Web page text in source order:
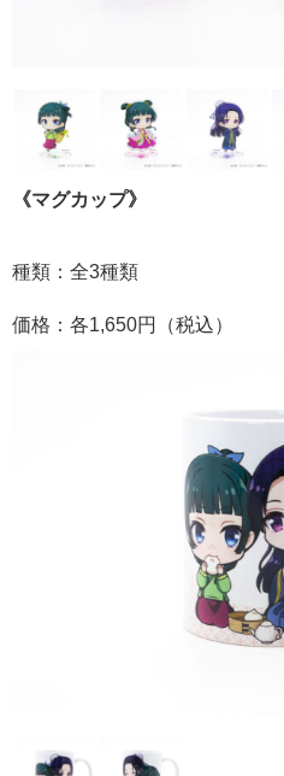
《マグカップ》
種類：全3種類
価格：各1,650円（税込）